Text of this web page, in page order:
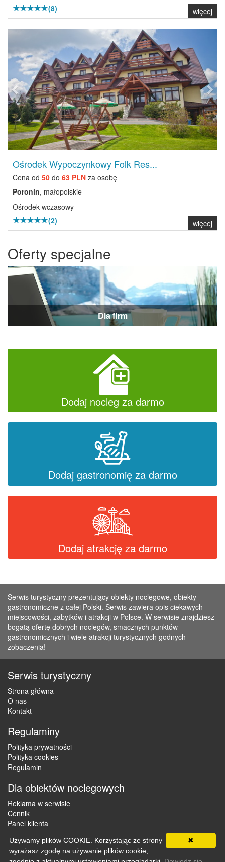
(8)
więcej
Ośrodek Wypoczynkowy Folk Res...
Cena od 50 do 63 PLN za osobę
Poronin, małopolskie
Ośrodek wczasowy
(2)
więcej
Oferty specjalne
Dla firm
Dodaj nocleg za darmo
Dodaj gastronomię za darmo
Dodaj atrakcję za darmo
Serwis turystyczny prezentujący obiekty noclegowe, obiekty
gastronomiczne z całej Polski. Serwis zawiera opis ciekawych
miejscowości, zabytków i atrakcji w Polsce. W serwisie znajdziesz
bogatą ofertę dobrych noclegów, smacznych punktów
gastronomicznych i wiele atrakcji turystycznych godnych
zobaczenia!
Serwis turystyczny
Strona główna
O nas
Kontakt
Regulaminy
Polityka prywatności
Polityka cookies
Regulamin
Dla obiektów noclegowych
Reklama w serwisie
Cennik
Panel klienta
Copyright © 2012 - 2026 ZaklepNocleg.pl. Wszystkie prawa
✖
Używamy plików COOKIE. Korzystając ze strony
wyrażasz zgodę na używanie plików cookie,